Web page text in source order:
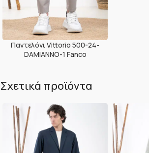
Παντελόνι Vittorio 500-24-
DAMIANNO-1 Fanco
Σχετικά προϊόντα